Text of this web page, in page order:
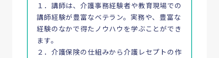
１．講師は、介護事務経験者や教育現場での
講師経験が豊富なベテラン。実務や、豊富な
経験のなかで得たノウハウを学ぶことができ
ます。
２．介護保険の仕組みから介護レセプトの作